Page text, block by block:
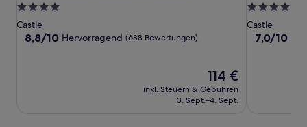
4.0-
Sterne-
Unterkunft
Castle
8.8
8,8/10 Hervorragend (688 Bewertungen)
Der
Preis
beträgt
114 €
inkl. Steuern & Gebühren
3. Sept.–4. Sept.
4.0-
Sterne-
Unterkunft
Castle
7.0
7,0/10